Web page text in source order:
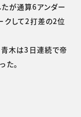
が通算6アンダー
クして2打差の2位
木は3日連続で帝
た。